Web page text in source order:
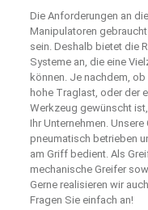
Die Anforderungen an
Manipulatoren
sein. Deshalb bietet die
Systeme an, die eine
können. Je nachdem,
hohe Traglast, oder der
Werkzeug gewünscht
Ihr Unternehmen.
pneumatisch betrieben
am Griff bedient. Als
mechanische Greifer
Gerne realisieren wir
Fragen Sie einfach an!